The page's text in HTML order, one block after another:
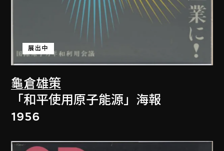
龜倉雄策
展出中
「和平使用原子能源」海報
1956